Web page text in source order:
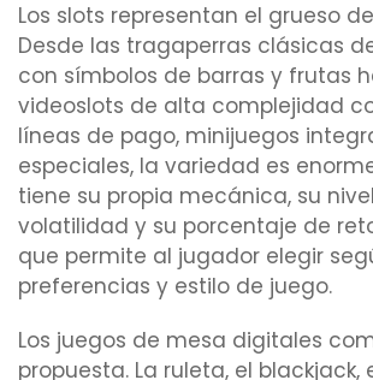
Los slots representan el grueso
Desde las tragaperras clásicas
con símbolos de barras y frutas
videoslots de alta complejidad
líneas de pago, minijuegos
especiales, la variedad es
tiene su propia mecánica, su
volatilidad y su porcentaje de
que permite al jugador elegir
preferencias y estilo de juego.
Los juegos de mesa digitales
propuesta. La ruleta, el blackjack,